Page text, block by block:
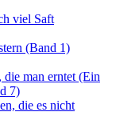
viel Saft
(Band 1)
man erntet (Ein
7)
die es nicht